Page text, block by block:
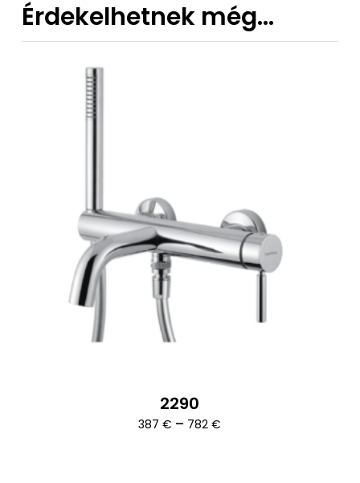
Érdekelhetnek még…
2290
387€ – 782€